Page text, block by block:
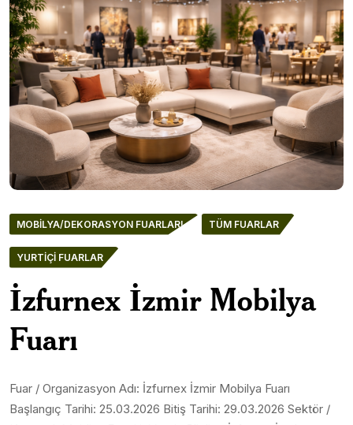
MOBILYA/DEKORASYON FUARLARI TÜM FUARLAR
YURTIÇI FUARLAR
İzfurnex İzmir Mobilya
Fuarı
Fuar / Organizasyon Adı: İzfurnex İzmir Mobilya Fuarı
Başlangıç Tarihi: 25.03.2026 Bitiş Tarihi: 29.03.2026 Sektör /